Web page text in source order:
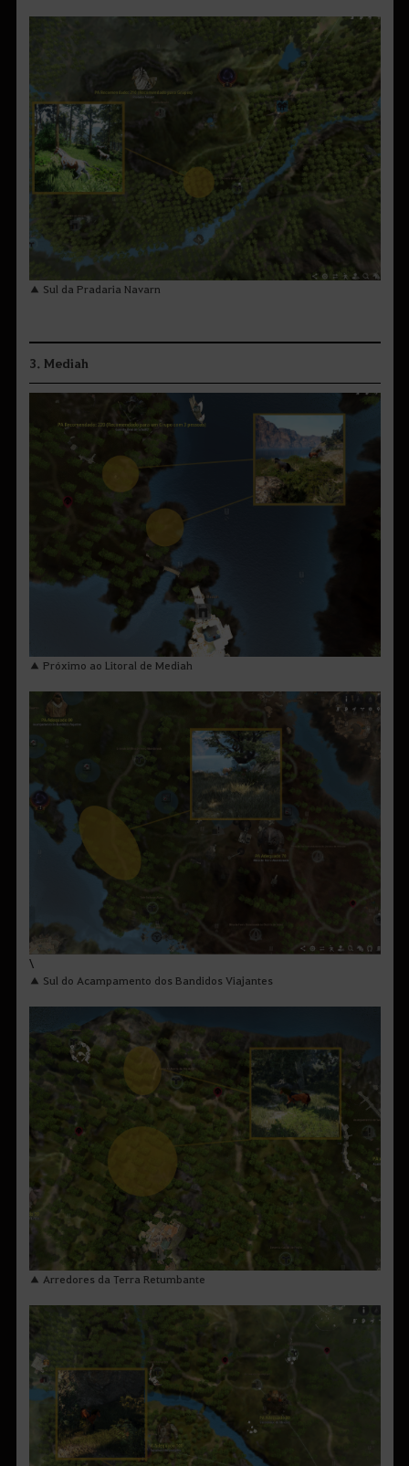
▲ Sul da Pradaria Navarn
3. Mediah
▲ Próximo ao Litoral de Mediah
\
▲ Sul do Acampamento dos Bandidos Viajantes
▲ Arredores da Terra Retumbante